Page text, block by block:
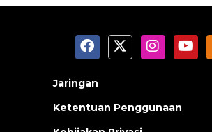
Jaringan
Ketentuan Penggunaan